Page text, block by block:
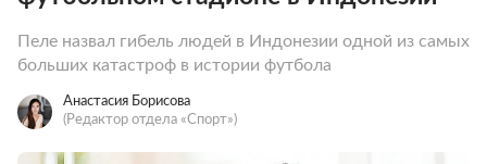
Пеле назвал гибель людей в Индонезии одной из самых
больших катастроф в истории футбола
Анастасия Борисова
(Редактор отдела «Спорт»)